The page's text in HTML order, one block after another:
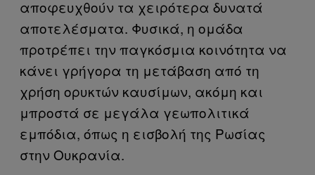
αποφευχθούν τα χειρότερα δυνατά
αποτελέσματα. Φυσικά, η ομάδα
προτρέπει την παγκόσμια κοινότητα να
κάνει γρήγορα τη μετάβαση από τη
χρήση ορυκτών καυσίμων, ακόμη και
μπροστά σε μεγάλα γεωπολιτικά
εμπόδια, όπως η εισβολή της Ρωσίας
στην Ουκρανία.